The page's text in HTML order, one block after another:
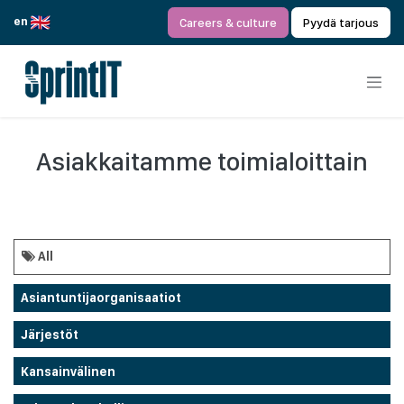
en
Careers & culture Pyydä tarjous
Asiakkaitamme toimialoittain
All
Asiantuntijaorganisaatiot
Järjestöt
Kansainvälinen